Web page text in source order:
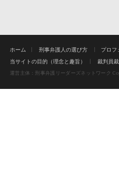
ホーム 刑事弁護人の選び方 プロフ
当サイトの目的（理念と趣旨）
裁判員裁
運営主体：刑事弁護リーダーズネットワーク